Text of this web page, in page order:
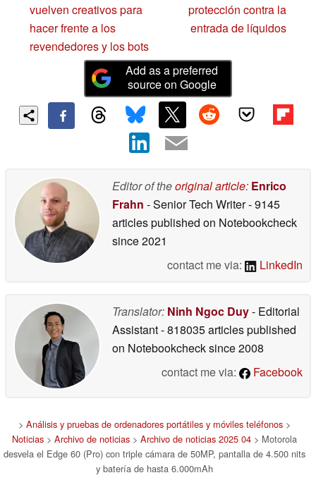
vuelven creativos para
hacer frente a los
revendedores y los bots
protección contra la
entrada de líquidos
Add as a preferred
source on Google
Editor of theoriginal article: Enrico
Frahn - Senior Tech Writer- 9145
articles published on Notebookcheck
since 2021
contact me via:
LinkedIn
Translator: Ninh Ngoc Duy- Editorial
Assistant- 818035 articles published
on Notebookchecksince 2008
contact me via:
Facebook
> Análisis y pruebas de ordenadores portátiles y móviles teléfonos >
Noticias > Archivo de noticias > Archivo de noticias 2025 04 > Motorola
desvela el Edge 60 (Pro) con triple cámara de 50MP, pantalla de 4.500 nits
y batería de hasta 6.000mAh